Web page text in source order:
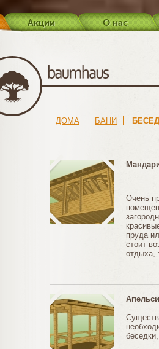
О нас
Акции
ДОМА БАНИ
Очень
пруда
стоит
отдыха,